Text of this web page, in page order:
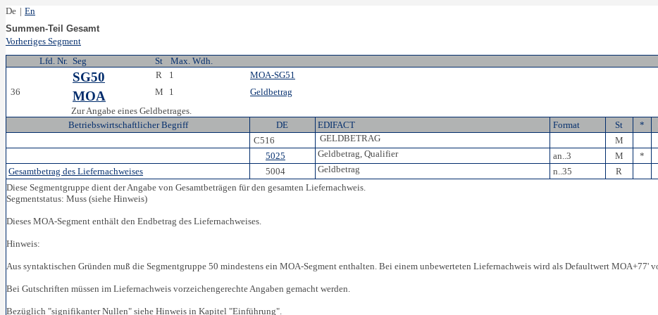
De | En
Summen-Teil Gesamt
Vorheriges Segment
Lfd. Nr. Seg St Max. Wdh.
SG50 R 1
MOA-SG51
36
MOA M 1
Geldbetrag
Zur Angabe eines Geldbetrages.
Betriebswirtschaftlicher Begriff
DE EDIFACT Format St *
C516
GELDBETRAG
M
5025
Geldbetrag, Qualifier an..3 M *
Gesamtbetrag des Liefernachweises
5004 Geldbetrag n..35
R
Diese Segmentgruppe dient der Angabe von Gesamtbeträgen für den gesamten Liefernachweis.
Segmentstatus: Muss (siehe Hinweis)
Dieses MOA-Segment enthält den Endbetrag des Liefernachweises.
Hinweis:
Aus syntaktischen Gründen muß die Segmentgruppe 50 mindestens ein MOA-Segment enthalten. Bei einem unbewerteten Liefernachweis wird als Defaultwert MOA+77'
Bei Gutschriften müssen im Liefernachweis vorzeichengerechte Angaben gemacht werden.
Bezüglich "signifikanter Nullen" siehe Hinweis in Kapitel "Einführung".